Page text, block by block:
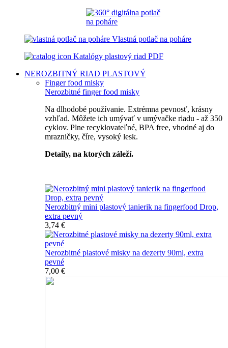
Vlastná potlač na poháre
Katalógy plastový riad PDF
NEROZBITNÝ RIAD PLASTOVÝ
Finger food misky
Nerozbitné finger food misky
Na dlhodobé používanie. Extrémna pevnosť, krásny
vzhľad. Môžete ich umývať v umývačke riadu - až 350
cyklov. Plne recyklovateľné, BPA free, vhodné aj do
mrazničky, číre, vysoký lesk.
Detaily, na ktorých záleží.
Nerozbitný mini plastový tanierik na fingerfood Drop,
extra pevný
3,74 €
Nerozbitné plastové misky na dezerty 90ml, extra
pevné
7,00 €